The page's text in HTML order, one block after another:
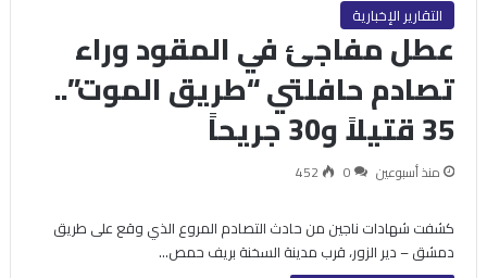
التقارير الإخبارية
عطل مفاجئ في المقود وراء
تصادم حافلتي “طريق الموت”..
35 قتيلاً و30 جريحاً
منذ أسبوعين 0
452
كشفت شهادات ناجين من حادث التصادم المروع الذي وقع على طريق
دمشق – دير الزور، قرب مدينة السخنة بريف حمص…